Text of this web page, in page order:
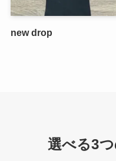
new drop
選べる3